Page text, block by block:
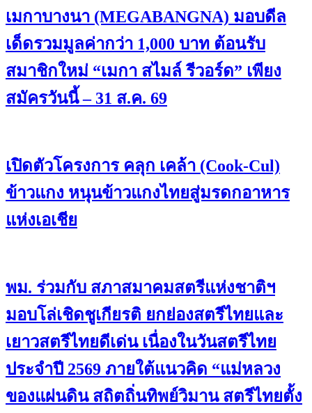
เมกาบางนา (MEGABANGNA) มอบดีล
เด็ดรวมมูลค่ากว่า 1,000 บาท ต้อนรับ
สมาชิกใหม่ “เมกา สไมล์ รีวอร์ด” เพียง
สมัครวันนี้ – 31 ส.ค. 69
เปิดตัวโครงการ คลุก เคล้า (Cook-Cul)
ข้าวแกง หนุนข้าวแกงไทยสู่มรดกอาหาร
แห่งเอเชีย
พม. ร่วมกับ สภาสมาคมสตรีแห่งชาติฯ
มอบโล่เชิดชูเกียรติ ยกย่องสตรีไทยและ
เยาวสตรีไทยดีเด่น เนื่องในวันสตรีไทย
ประจำปี 2569 ภายใต้แนวคิด “แม่หลวง
ของแผ่นดิน สถิตถิ่นทิพย์วิมาน สตรีไทยตั้ง